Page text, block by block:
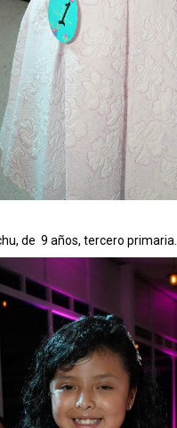
de 9 años, tercero primaria.